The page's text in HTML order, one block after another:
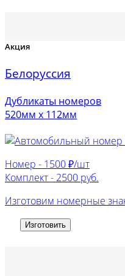
Акция
Белоруссия
Дубликаты номеров
520мм х 112мм
Номер - 1500 ₽/шт
Комплект - 2500 руб.
Изготовим номерные
Изготовить